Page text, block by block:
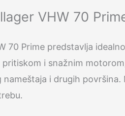
VHW 70
70 Prime predstavlja
i snažnim
nameštaja i drugih